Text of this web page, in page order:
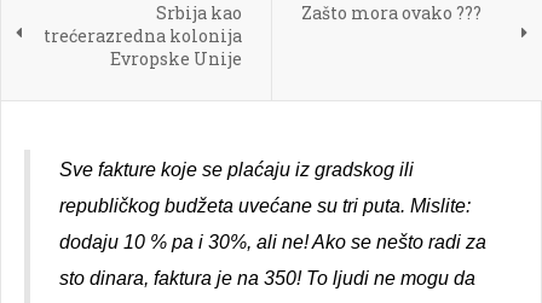
Srbija kao
trećerazredna kolonija
Evropske Unije
Zašto mora ovako ???
Sve fakture koje se plaćaju iz gradskog ili
republičkog budžeta uvećane su tri puta. Mislite:
dodaju 10 % pa i 30%, ali ne! Ako se nešto radi za
sto dinara, faktura je na 350! To ljudi ne mogu da